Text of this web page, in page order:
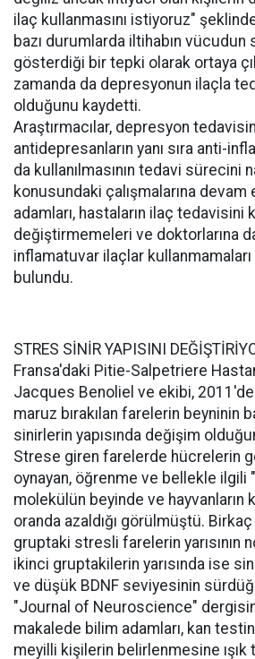
ilaç kullanmasını istiyoruz"
bazı durumlarda iltihabın vücudun
gösterdiği bir tepki olarak ortaya
zamanda da depresyonun ilaçla
olduğunu kaydetti.
Araştırmacılar, depresyon
antidepresanların yanı sıra anti-
da kullanılmasının tedavi sürecini
konusundaki çalışmalarına devam
adamları, hastaların ilaç tedavisini
değiştirmemeleri ve doktorlarına
inflamatuvar ilaçlar kullanmamaları
bulundu.
STRES SİNİR YAPISINI
Fransa'daki Pitie-Salpetriere
Jacques Benoliel ve ekibi,
maruz bırakılan farelerin beyninin
sinirlerin yapısında değişim
Strese giren farelerde hücrelerin
oynayan, öğrenme ve bellekle ilgili
molekülün beyinde ve hayvanların
oranda azaldığı görülmüştü.
gruptaki stresli farelerin yarısının
ikinci gruptakilerin yarısında ise
ve düşük BDNF seviyesinin
"Journal of Neuroscience"
makalede bilim adamları, kan
meyilli kişilerin belirlenmesine